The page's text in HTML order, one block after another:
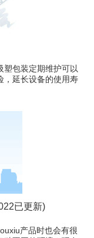
塑包装定期维护可以
，延长设备的使用寿
已更新)
产品时也会有很